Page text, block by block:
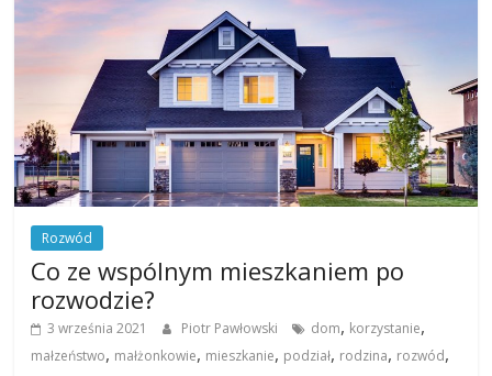
Rozwód
Co ze wspólnym mieszkaniem po
rozwodzie?
3 września 2021 Piotr Pawłowski dom, korzystanie,
małzeństwo, małżonkowie, mieszkanie, podział, rodzina, rozwód,